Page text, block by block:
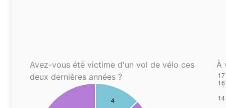
Avez-vous été victime d'un vol de vélo ces
deux dernières années ?
À